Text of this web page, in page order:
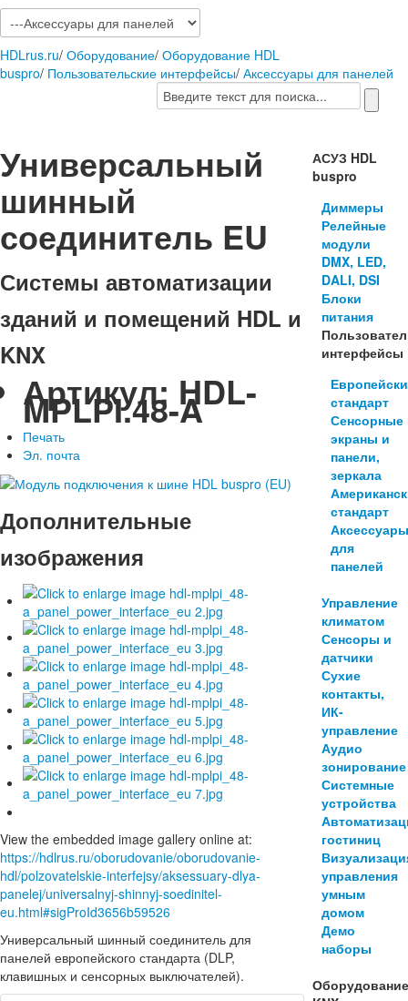
HDLrus.ru/ Оборудование/ Оборудование HDL
buspro/ Пользовательские интерфейсы/ Аксессуары для панелей
Универсальный
шинный
соединитель EU
Системы автоматизации
зданий и помещений HDL и
KNX
Артикул: HDL-
MPLPI.48-A
Печать
Эл. почта
Дополнительные
изображения
View the embedded image gallery online at:
https://hdlrus.ru/oborudovanie/oborudovanie-
hdl/polzovatelskie-interfejsy/aksessuary-dlya-
panelej/universalnyj-shinnyj-soedinitel-
eu.html#sigProId3656b59526
Универсальный шинный соединитель для
панелей европейского стандарта (DLP,
клавишных и сенсорных выключателей).
АСУЗ HDL
buspro
Диммеры
Релейные
модули
DMX, LED,
DALI, DSI
Блоки
питания
интерфейсы
стандарт
Сенсорные
экраны и
панели,
зеркала
стандарт
для
панелей
Управление
климатом
Сенсоры и
датчики
Сухие
контакты,
ИК-
управление
Аудио
зонирование
Системные
устройства
гостиниц
управления
умным
домом
Демо
наборы